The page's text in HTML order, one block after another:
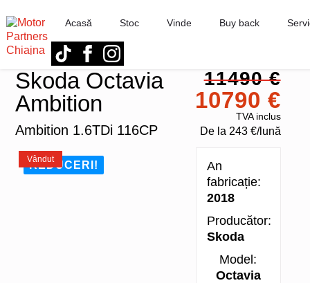
Acasă Stoc Vinde Buy back
Skoda Octavia
Ambition
Ambition 1.6TDi 116CP
11490 €
10790 €
TVA inclus
De la 243 €/lună
REDUCERI!
Vândut
An
fabricație:
2018
Producător:
Skoda
Model:
Octavia